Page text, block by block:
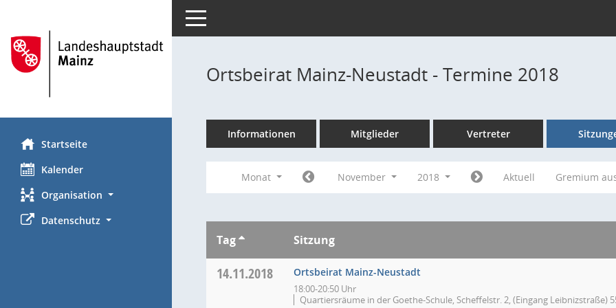
Startseite
Kalender
Organisation
Datenschutz
Toggle navigation
Ortsbeirat Mainz-Neustadt - Termine 2018
Informationen Mitglieder Vertreter
Monat November 2018 Aktuell Gremium
Tag Sitzung
14.11.2018 Ortsbeirat Mainz-Neustadt
18:00-20:50 Uhr
Quartiersräume in der Goethe-Schule, Scheffelstr. 2, (Eingang Leibnizstraße)